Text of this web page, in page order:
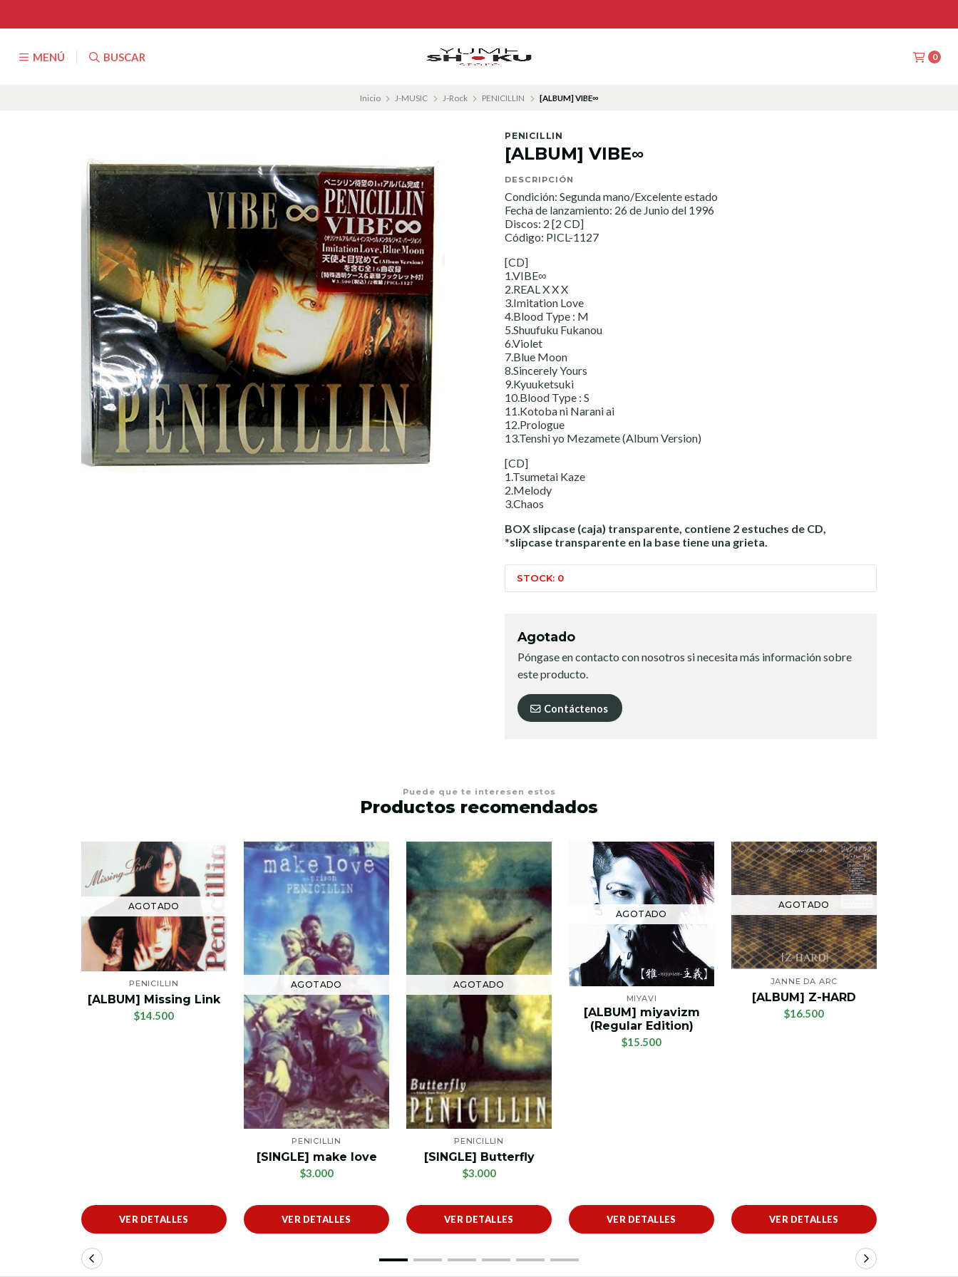
MENÚ BUSCAR 0
Inicio J-MUSIC J-Rock PENICILLIN [ALBUM] VIBE∞
PENICILLIN
[ALBUM] VIBE∞
DESCRIPCIÓN
Condición: Segunda mano/Excelente estado
Fecha de lanzamiento: 26 de Junio del 1996
Discos: 2 [2 CD]
Código: PICL-1127
[CD]
1.VIBE∞
2.REAL X X X
3.Imitation Love
4.Blood Type : M
5.Shuufuku Fukanou
6.Violet
7.Blue Moon
8.Sincerely Yours
9.Kyuuketsuki
10.Blood Type : S
11.Kotoba ni Narani ai
12.Prologue
13.Tenshi yo Mezamete (Album Version)
[CD]
1.Tsumetai Kaze
2.Melody
3.Chaos
BOX slipcase (caja) transparente, contiene 2 estuches de CD,
*slipcase transparente en la base tiene una grieta.
STOCK: 0
Agotado
Póngase en contacto con nosotros si necesita más información sobre
este producto.
Contáctenos
Puede que te interesen estos
Productos recomendados
AGOTADO
PENICILLIN
[ALBUM] Missing Link
$14.500
VER DETALLES
AGOTADO
PENICILLIN
[SINGLE] make love
$3.000
VER DETALLES
AGOTADO
PENICILLIN
[SINGLE] Butterfly
$3.000
VER DETALLES
AGOTADO
MIYAVI
[ALBUM] miyavizm
(Regular Edition)
$15.500
VER DETALLES
AGOTADO
JANNE DA ARC
[ALBUM] Z-HARD
$16.500
VER DETALLES